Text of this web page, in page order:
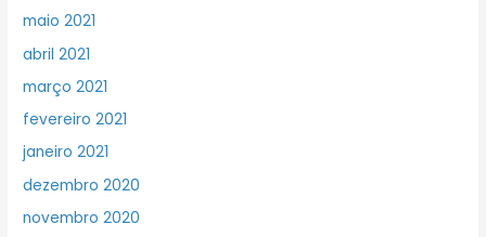
maio 2021
abril 2021
março 2021
fevereiro 2021
janeiro 2021
dezembro 2020
novembro 2020